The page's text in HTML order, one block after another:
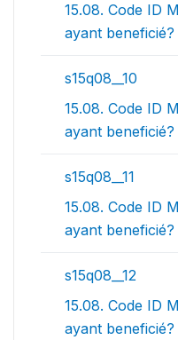
15.08. Code ID
ayant beneficié?
s15q08__10
15.08. Code ID
ayant beneficié?
s15q08__11
15.08. Code ID
ayant beneficié?
s15q08__12
15.08. Code ID
ayant beneficié?